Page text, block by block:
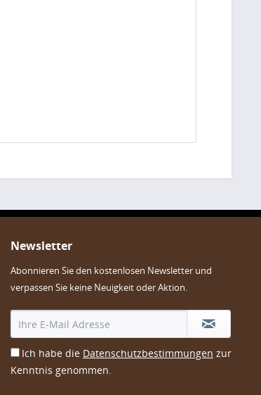
Newsletter
Abonnieren Sie den kostenlosen Newsletter und
verpassen Sie keine Neuigkeit oder Aktion.
Ich habe die Datenschutzbestimmungen zur
Kenntnis genommen.